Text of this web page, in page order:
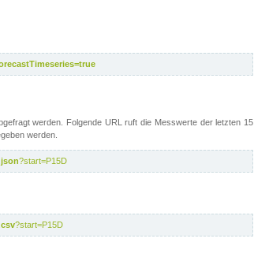
werden. Folgende URL ruft die Messwerte der letzten 15
werden.
json?start=P15D
csv?start=P15D